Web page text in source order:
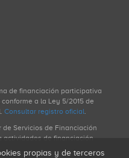
de financiación participativa
a la Ley 5/2015 de
Consultar registro oficial.
de Servicios de Financiación
actividades de financiación
propias y de terceros